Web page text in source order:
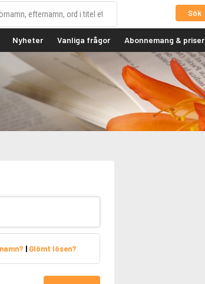
Sök
Nyheter Vanliga frågor Abonnemang & priser
| Glömt lösen?